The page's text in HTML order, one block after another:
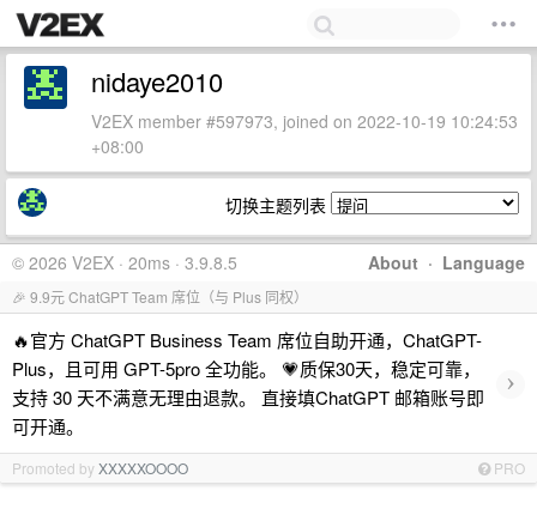
nidaye2010
V2EX member #597973, joined on 2022-10-19 10:24:53
+08:00
切换主题列表
About · Language
© 2026 V2EX · 20ms · 3.9.8.5
🎉 9.9元 ChatGPT Team 席位（与 Plus 同权）
🔥官方 ChatGPT Business Team 席位自助开通，ChatGPT-
Plus，且可用 GPT-5pro 全功能。 💗质保30天，稳定可靠，
支持 30 天不满意无理由退款。 直接填ChatGPT 邮箱账号即
可开通。
›
Promoted byXXXXXOOOO PRO